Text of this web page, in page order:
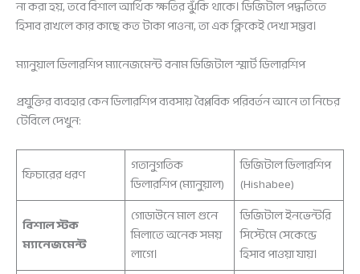
না করা হয়, তবে বিশাল আর্থিক ক্ষতির ঝুঁকি থাকে। ডিজিটাল পদ্ধতিতে
হিসাব রাখলে কার কাছে কত টাকা পাওনা, তা এক ক্লিকেই দেখা সম্ভব।
ম্যানুয়াল ডিলারশিপ ম্যানেজমেন্ট বনাম ডিজিটাল স্মার্ট ডিলারশিপ
প্রযুক্তির ব্যবহার কেন ডিলারশিপ ব্যবসায় বৈপ্লবিক পরিবর্তন আনে তা নিচের
টেবিলে দেখুন:
ফিচারের ধরণ
গতানুগতিক
ডিলারশিপ (ম্যানুয়াল)
ডিজিটাল ডিলারশিপ
(Hishabee)
বিশাল স্টক
ম্যানেজমেন্ট
গোডাউনে মাল গুনে
মিলাতে অনেক সময়
লাগে।
ডিজিটাল ইনভেন্টরি
সিস্টেমে সেকেন্ডে
হিসাব পাওয়া যায়।